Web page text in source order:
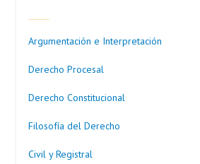
Argumentación e Interpretación
Derecho Procesal
Derecho Constitucional
Filosofía del Derecho
Civil y Registral